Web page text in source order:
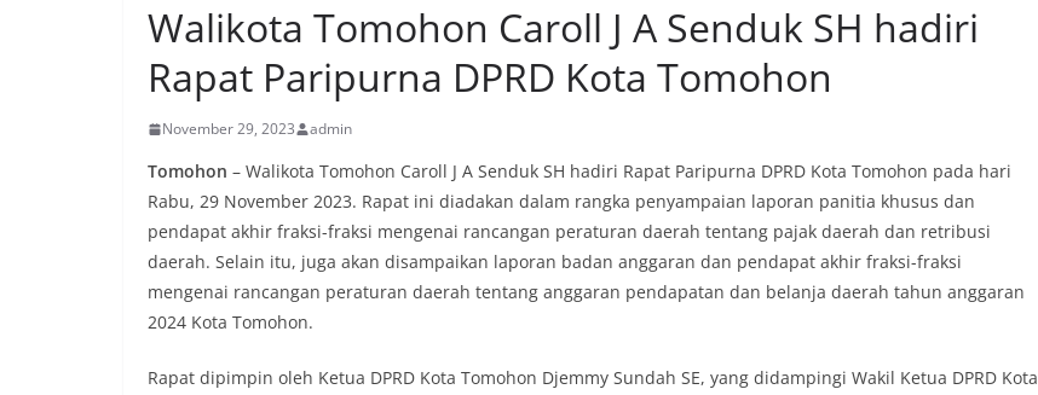
Walikota Tomohon Caroll J A Senduk SH hadiri
Rapat Paripurna DPRD Kota Tomohon
November 29, 2023 admin
Tomohon – Walikota Tomohon Caroll J A Senduk SH hadiri Rapat Paripurna DPRD Kota Tomohon pada hari
Rabu, 29 November 2023. Rapat ini diadakan dalam rangka penyampaian laporan panitia khusus dan
pendapat akhir fraksi-fraksi mengenai rancangan peraturan daerah tentang pajak daerah dan retribusi
daerah. Selain itu, juga akan disampaikan laporan badan anggaran dan pendapat akhir fraksi-fraksi
mengenai rancangan peraturan daerah tentang anggaran pendapatan dan belanja daerah tahun anggaran
2024 Kota Tomohon.
Rapat dipimpin oleh Ketua DPRD Kota Tomohon Djemmy Sundah SE, yang didampingi Wakil Ketua DPRD Kota